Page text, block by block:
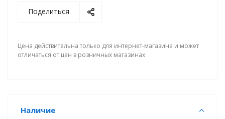
Поделиться
Цена действительна только для интернет-магазина и может
отличаться от цен в розничных магазинах
Наличие